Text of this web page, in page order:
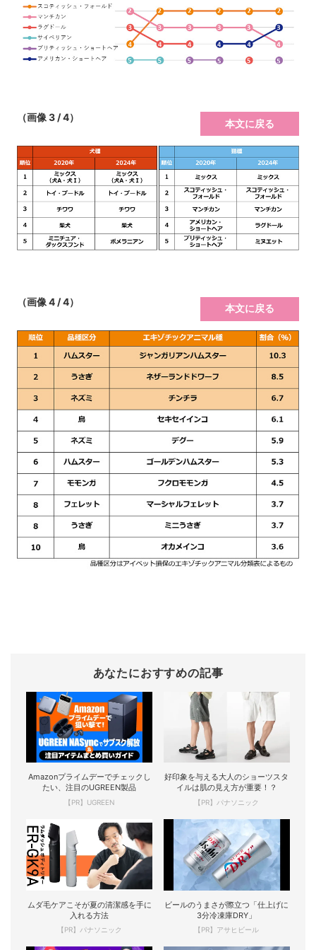
（画像 3 / 4）
本文に戻る
（画像 4 / 4）
本文に戻る
あなたにおすすめの記事
Amazonプライムデーでチェックし
たい、注目のUGREEN製品
【PR】UGREEN
好印象を与える大人のショーツスタ
イルは肌の見え方が重要！？
【PR】パナソニック
ムダ毛ケアこそが夏の清潔感を手に
入れる方法
【PR】パナソニック
ビールのうまさが際立つ「仕上げに
3分冷凍庫DRY」
【PR】アサヒビール